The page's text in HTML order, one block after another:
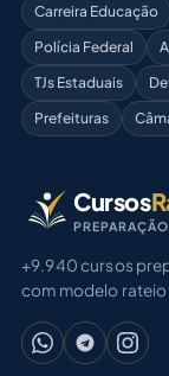
Carreira Educação
Polícia Federal
TJs Estaduais
Prefeituras
Cursos
+9.940 cursos
com modelo rateio